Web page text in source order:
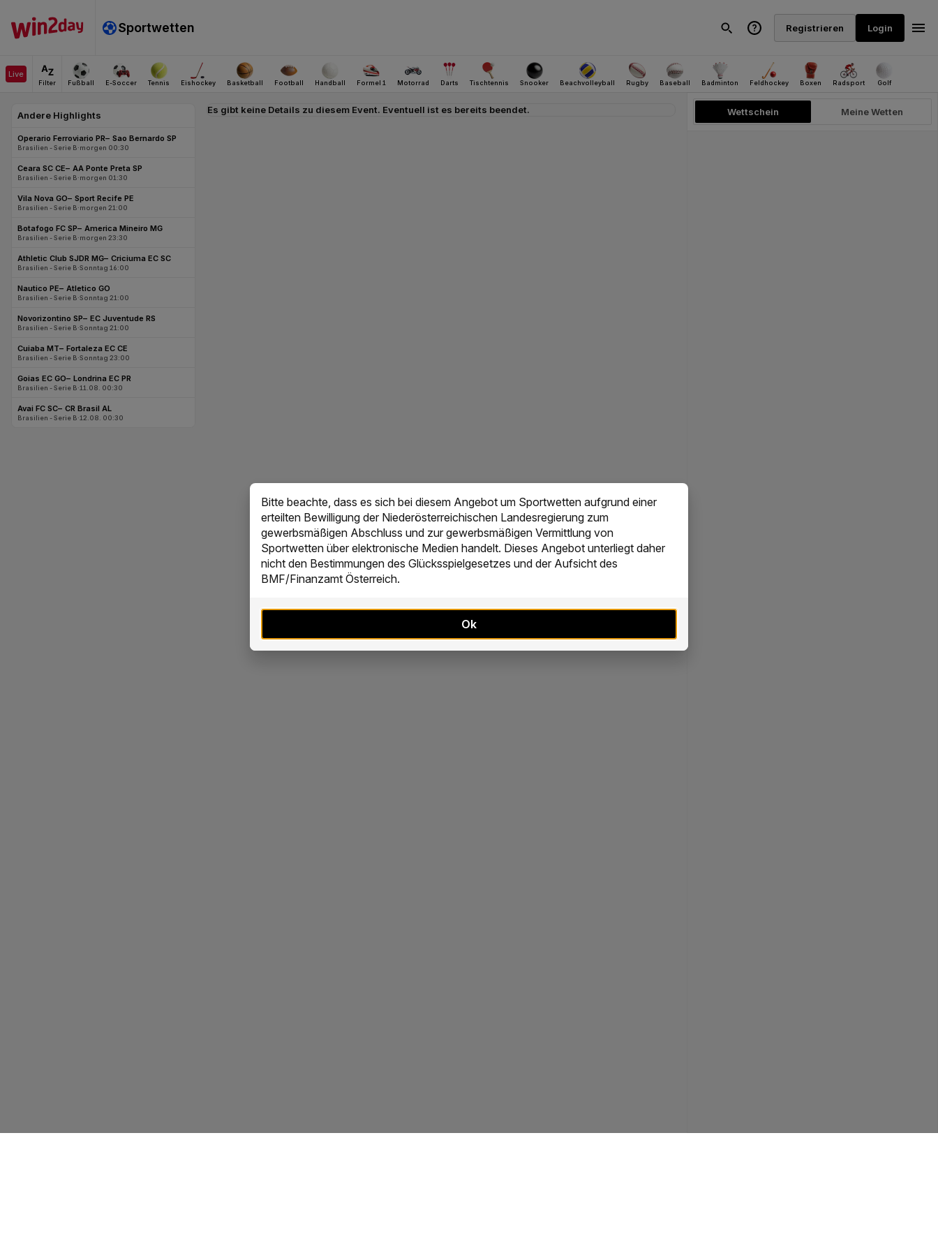
Bitte beachte, dass es sich bei diesem Angebot um Sportwetten aufgrund einer
erteilten Bewilligung der Niederösterreichischen Landesregierung zum
gewerbsmäßigen Abschluss und zur gewerbsmäßigen Vermittlung von
Sportwetten über elektronische Medien handelt. Dieses Angebot unterliegt daher
nicht den Bestimmungen des Glücksspielgesetzes und der Aufsicht des
BMF/Finanzamt Österreich.
Ok
Es gibt keine Details zu diesem Event. Eventuell ist es bereits beendet.